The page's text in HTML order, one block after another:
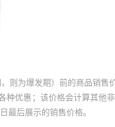
则为爆发期）前的商品销售
种优惠；该价格会计算其他
最后展示的销售价格。